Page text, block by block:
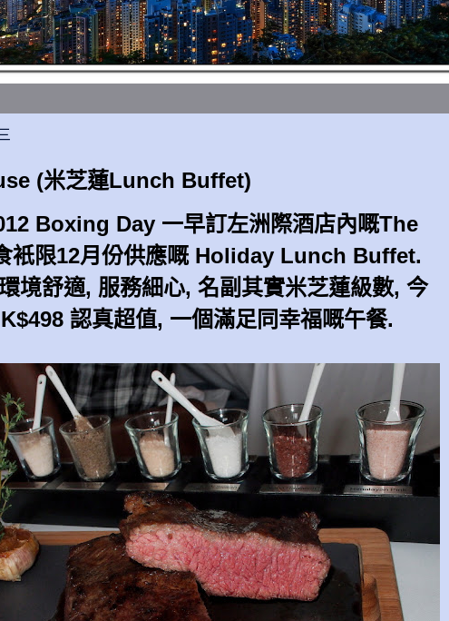
(米芝蓮Lunch Buffet)
Boxing Day 一早訂左洲際酒店內嘅The
衹限12月份供應嘅 Holiday Lunch Buffet.
境舒適, 服務細心, 名副其實米芝蓮級數, 今
認真超值, 一個滿足同幸福嘅午餐.